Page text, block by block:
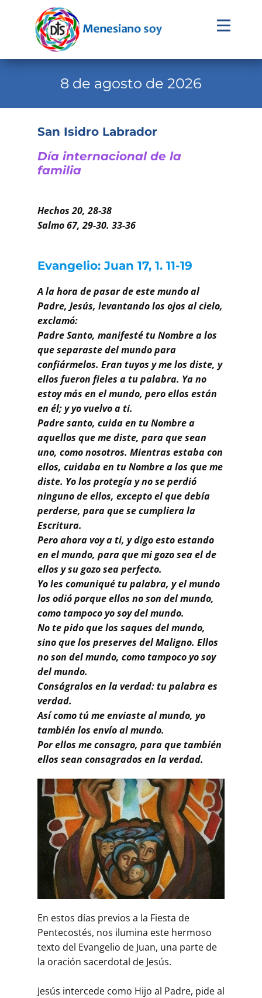
Evangelio
Familia Menesiana
Recursos
Buscar
8 de agosto de 2026
San Isidro Labrador
Día internacional de la
familia
Hechos 20, 28-38
Salmo 67, 29-30. 33-36
Evangelio: Juan 17, 1. 11-19
A la hora de pasar de este mundo al
Padre, Jesús, levantando los ojos al cielo,
exclamó:
Padre Santo, manifesté tu Nombre a los
que separaste del mundo para
confiármelos. Eran tuyos y me los diste, y
ellos fueron fieles a tu palabra. Ya no
estoy más en el mundo, pero ellos están
en él; y yo vuelvo a ti.
Padre santo, cuida en tu Nombre a
aquellos que me diste, para que sean
uno, como nosotros. Mientras estaba con
ellos, cuidaba en tu Nombre a los que me
diste. Yo los protegía y no se perdió
ninguno de ellos, excepto el que debía
perderse, para que se cumpliera la
Escritura.
Pero ahora voy a ti, y digo esto estando
en el mundo, para que mi gozo sea el de
ellos y su gozo sea perfecto.
Yo les comuniqué tu palabra, y el mundo
los odió porque ellos no son del mundo,
como tampoco yo soy del mundo.
No te pido que los saques del mundo,
sino que los preserves del Maligno. Ellos
no son del mundo, como tampoco yo soy
del mundo.
Conságralos en la verdad: tu palabra es
verdad.
Así como tú me enviaste al mundo, yo
también los envío al mundo.
Por ellos me consagro, para que también
ellos sean consagrados en la verdad.
En estos días previos a la Fiesta de
Pentecostés, nos ilumina este hermoso
texto del Evangelio de Juan, una parte de
la oración sacerdotal de Jesús.
Jesús intercede como Hijo al Padre, pide al